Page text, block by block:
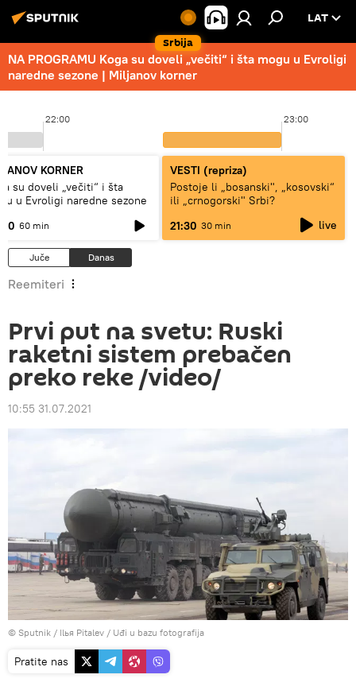
Srbija
LAT
NA PROGRAMU Koga su doveli „večiti“ i šta mogu u Evroligi
naredne sezone | Miljanov korner
22:00 23:00
KORNER
su doveli „večiti“ i šta
u Evroligi naredne sezone
60 min
VESTI (repriza)
Postoje li „bosanski", „kosovski“
ili „crnogorski" Srbi?
21:30 30 min live
Juče Danas
Reemiteri
Prvi put na svetu: Ruski
raketni sistem prebačen
preko reke /video/
10:55 31.07.2021
© Sputnik / Ilья Pitalev / Uđi u bazu fotografija
Pratite nas